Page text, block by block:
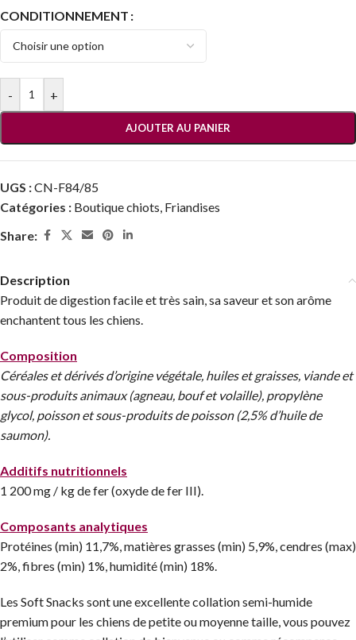
CONDITIONNEMENT
- +
AJOUTER AU PANIER
UGS :CN-F84/85
Catégories : Boutique chiots, Friandises
Share:
Description
Produit de digestion facile et très sain, sa saveur et son arôme
enchantent tous les chiens.
Composition
Céréales et dérivés d’origine végétale, huiles et graisses, viande et
sous-produits animaux (agneau, bouf et volaille), propylène
glycol, poisson et sous-produits de poisson (2,5% d’huile de
saumon).
Additifs nutritionnels
1 200 mg / kg de fer (oxyde de fer III).
Composants analytiques
Protéines (min) 11,7%, matières grasses (min) 5,9%, cendres (max)
2%, fibres (min) 1%, humidité (min) 18%.
Les Soft Snacks sont une excellente collation semi-humide
premium pour les chiens de petite ou moyenne taille, vous pouvez